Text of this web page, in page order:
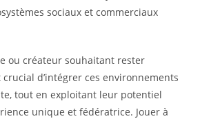
sociaux et commerciaux
ou créateur souhaitant rester
d’intégrer ces environnements
tout en exploitant leur potentiel
unique et fédératrice. Jouer à